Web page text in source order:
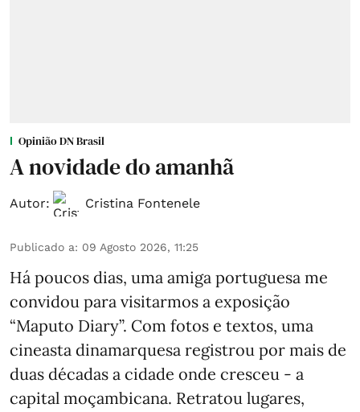
Opinião DN Brasil
A novidade do amanhã
Autor: Cristina Fontenele
Publicado a: 09 Agosto 2026, 11:25
Há poucos dias, uma amiga portuguesa me
convidou para visitarmos a exposição
“Maputo Diary”. Com fotos e textos, uma
cineasta dinamarquesa registrou por mais de
duas décadas a cidade onde cresceu - a
capital moçambicana. Retratou lugares,